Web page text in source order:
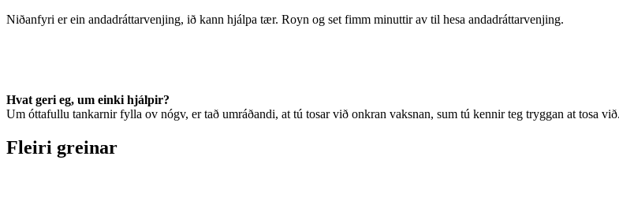
Niðanfyri er ein andadráttarvenjing, ið kann hjálpa tær. Royn og set fimm minuttir av til hesa andadráttarvenjing.
Hvat geri eg, um einki hjálpir?
Um óttafullu tankarnir fylla ov nógv, er tað umráðandi, at tú tosar við onkran vaksnan, sum tú kennir teg tryggan at tosa
Fleiri greinar